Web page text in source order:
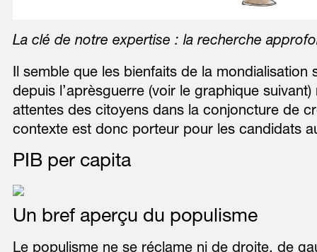
La clé de notre expertise : la recherche
Il semble que les bienfaits de la mondialisation
depuis l’aprèsguerre (voir le graphique
attentes des citoyens dans la conjoncture de
contexte est donc porteur pour les candidats
PIB per capita
Un bref aperçu du populisme
Le populisme ne se réclame ni de droite, de